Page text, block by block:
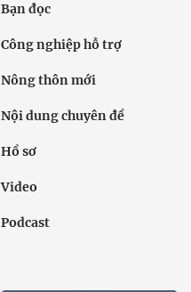
Bạn đọc
Công nghiệp hỗ trợ
Nông thôn mới
Nội dung chuyên đề
Hồ sơ
Video
Podcast